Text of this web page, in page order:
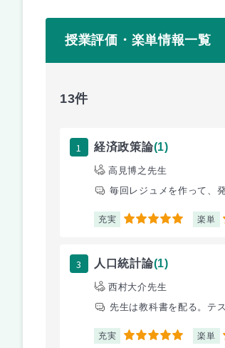
授業評価・楽単情報一覧
13件
1 経済政策論(1)
高見博之先生
毎回レジュメを作って、
充実 5 楽単
3 人口統計論(1)
西村大介先生
先生は教科書を配る。テ
充実 5 楽単